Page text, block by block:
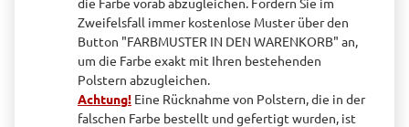
Zweifelsfall immer kostenlose Muster über den
Button "FARBMUSTER IN DEN WARENKORB" an,
um die Farbe exakt mit Ihren bestehenden
Polstern abzugleichen.
Achtung! Eine Rücknahme von Polstern, die in der
falschen Farbe bestellt und gefertigt wurden, ist